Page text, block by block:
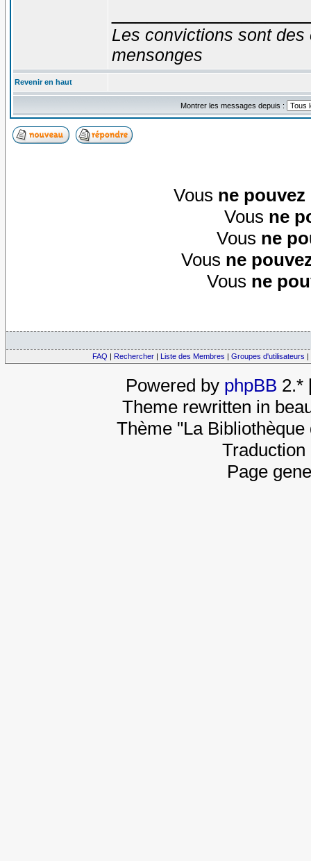
Les convictions sont
mensonges
Revenir en haut
Montrer les messages depuis :
Vous ne pouvez
Vous ne
Vous ne
Vous ne
Vous ne
FAQ | Rechercher | Liste des Membres | Groupes d'utilisateurs |
Powered by phpBB 2.*
Theme rewritten in
Thème "La
Page